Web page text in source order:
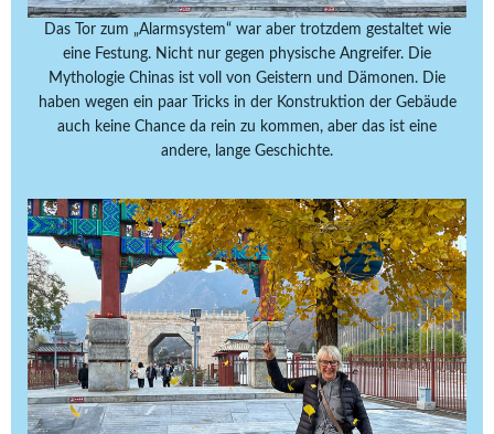
Das Tor zum „Alarmsystem“ war aber trotzdem gestaltet wie
eine Festung. Nicht nur gegen physische Angreifer. Die
Mythologie Chinas ist voll von Geistern und Dämonen. Die
haben wegen ein paar Tricks in der Konstruktion der Gebäude
auch keine Chance da rein zu kommen, aber das ist eine
andere, lange Geschichte.